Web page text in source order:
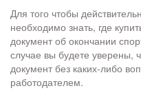
Для того чтобы
необходимо знать, где
документ об окончании
случае вы будете уверены,
документ без каких-либо
работодателем.